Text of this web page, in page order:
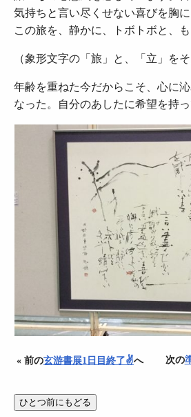
気持ちと言い尽くせない喜びを胸
この旅を、静かに、トボトボと、
（象形文字の「旅」と、「立」をそ
年齢を重ねた今だからこそ、心に
なった。自分のあしたに希望を持
« 前の玄游書展1日目終了✌️へ 次の